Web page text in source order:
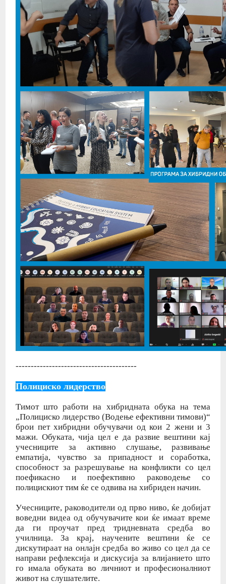
----------------------------------------
Полициско лидерство
Тимот што работи на хибридната обука на тема
„Полициско лидерство (Водење ефективни тимови)“
брои пет хибридни обучувачи од кои 2 жени и 3
мажи. Обуката, чија цел е да развие вештини кај
учесниците за активно слушање, развивање
емпатија, чувство за припадност и соработка,
способност за разрешување на конфликти со цел
поефикасно и поефективно раководење со
полицискиот тим ќе се одвива на хибриден начин.
Учесниците, раководители од прво ниво, ќе добијат
воведни видеа од обучувачите кои ќе имаат време
да ги проучат пред тридневната средба во
училница. За крај, научените вештини ќе се
дискутираат на онлајн средба во живо со цел да се
направи рефлексија и дискусија за влијанието што
го имала обуката во личниот и професионалниот
живот на слушателите.